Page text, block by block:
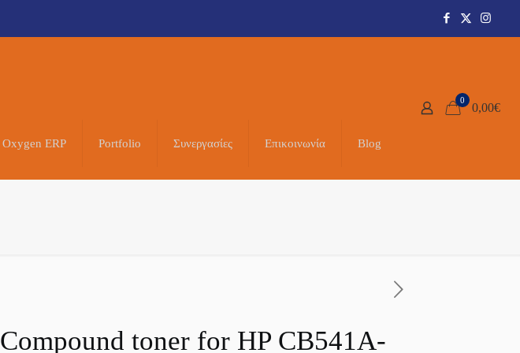
Oxygen ERP Portfolio Συνεργασίες Επικοινωνία Blog
0
0,00€
Compound toner for HP CB541A-